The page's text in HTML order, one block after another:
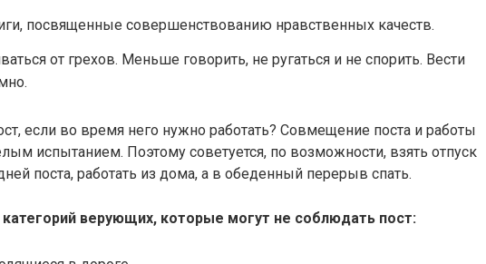
посвященные совершенствованию нравственных качеств.
от грехов. Меньше говорить, не ругаться и не спорить. Вести
если во время него нужно работать? Совмещение поста и работы
испытанием. Поэтому советуется, по возможности, взять отпуск
поста, работать из дома, а в обеденный перерыв спать.
верующих, которые могут не соблюдать пост: